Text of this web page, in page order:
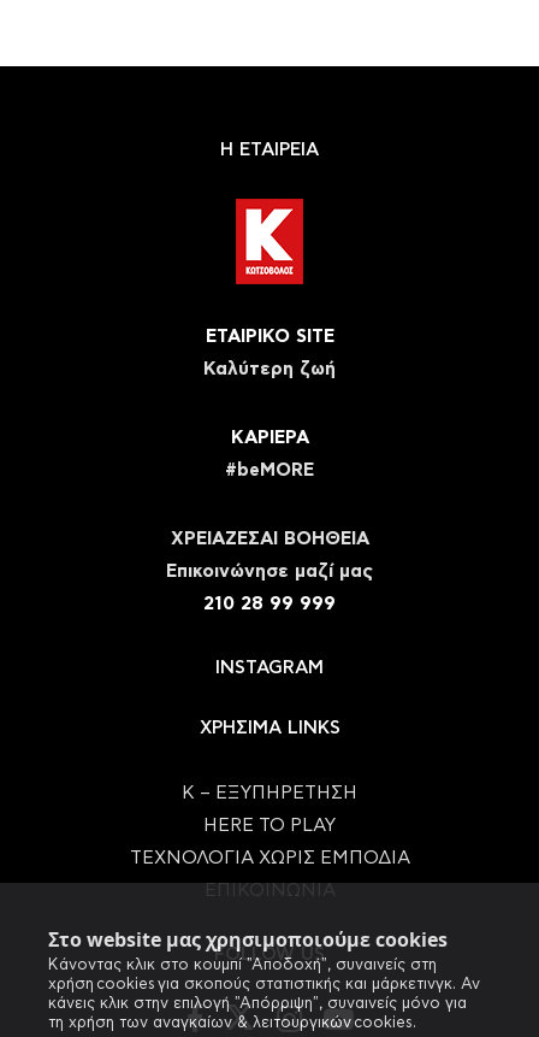
Στο website μας χρησιμοποιούμε cookies
Κάνοντας κλικ στο κουμπί "Αποδοχή", συναινείς στη
χρήση cookies για σκοπούς στατιστικής και μάρκετινγκ. Αν
κάνεις κλικ στην επιλογή "Απόρριψη", συναινείς μόνο για
τη χρήση των αναγκαίων & λειτουργικών cookies.
Η ΕΤΑΙΡΕΙΑ
ΕΤΑΙΡΙΚΟ SITE
Καλύτερη ζωή
ΚΑΡΙΕΡΑ
#beMORE
ΧΡΕΙΑΖΕΣΑΙ ΒΟΗΘΕΙΑ
Eπικοινώνησε μαζί μας
210 28 99 999
INSTAGRAM
ΧΡΗΣΙΜΑ LINKS
Κ – ΕΞΥΠΗΡΕΤΗΣΗ
HERE TO PLAY
ΤΕΧΝΟΛΟΓΙΑ ΧΩΡΙΣ ΕΜΠΟΔΙΑ
FOLLOW US